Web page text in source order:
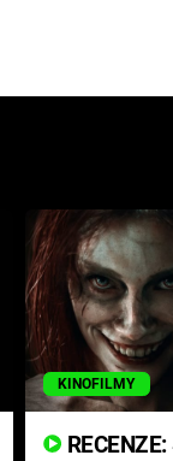
KINOFILMY